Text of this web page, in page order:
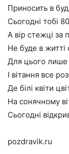
Приносить в
Сьогодні тобі
А вір стежці
Не буде в житті
Для цього лише
І вітання все
Де білі квіти
На сонячному
Сьогодні
pozdravik.ru